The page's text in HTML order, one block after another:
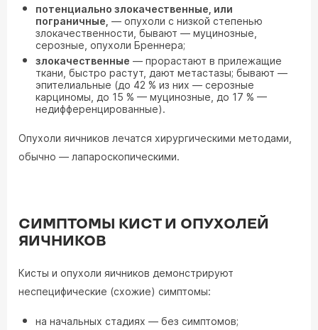
потенциально злокачественные, или
пограничные, — опухоли с низкой степенью
злокачественности, бывают — муцинозные,
серозные, опухоли Бреннера;
злокачественные — прорастают в прилежащие
ткани, быстро растут, дают метастазы; бывают —
эпителиальные (до 42 % из них — серозные
карциномы, до 15 % — муцинозные, до 17 % —
недифференцированные).
Опухоли яичников лечатся хирургическими методами,
обычно — лапароскопическими.
СИМПТОМЫ КИСТ И ОПУХОЛЕЙ
ЯИЧНИКОВ
Кисты и опухоли яичников демонстрируют
неспецифические (схожие) симптомы:
на начальных стадиях — без симптомов;